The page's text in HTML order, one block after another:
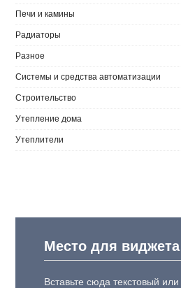
Печи и камины
Радиаторы
Разное
Системы и средства автоматизации
Строительство
Утепление дома
Утеплители
Место для виджета
Вставьте сюда текстовый